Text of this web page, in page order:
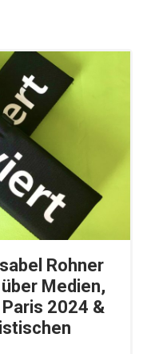
Rohner
Medien,
2024 &